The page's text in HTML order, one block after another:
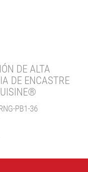
DE ALTA
DE ENCASTRE
PB1-36